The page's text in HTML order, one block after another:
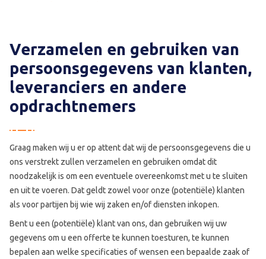
Verzamelen en gebruiken van
persoonsgegevens van klanten,
leveranciers en andere
opdrachtnemers
Graag maken wij u er op attent dat wij de persoonsgegevens die u
ons verstrekt zullen verzamelen en gebruiken omdat dit
noodzakelijk is om een eventuele overeenkomst met u te sluiten
en uit te voeren. Dat geldt zowel voor onze (potentiële) klanten
als voor partijen bij wie wij zaken en/of diensten inkopen.
Bent u een (potentiële) klant van ons, dan gebruiken wij uw
gegevens om u een offerte te kunnen toesturen, te kunnen
bepalen aan welke specificaties of wensen een bepaalde zaak of